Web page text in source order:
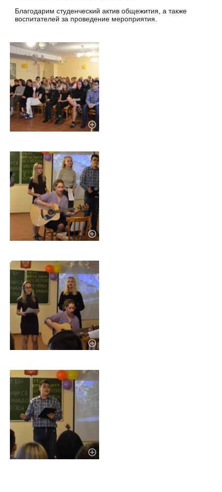
Благодарим студенческий актив общежития, а также
воспитателей за проведение мероприятия.